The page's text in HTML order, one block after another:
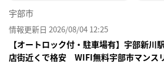
宇部市
情報更新日 2026/08/04 12:25
【オートロック付・駐車場有】宇部新
店街近くで格安 WIFI無料宇部市マンス